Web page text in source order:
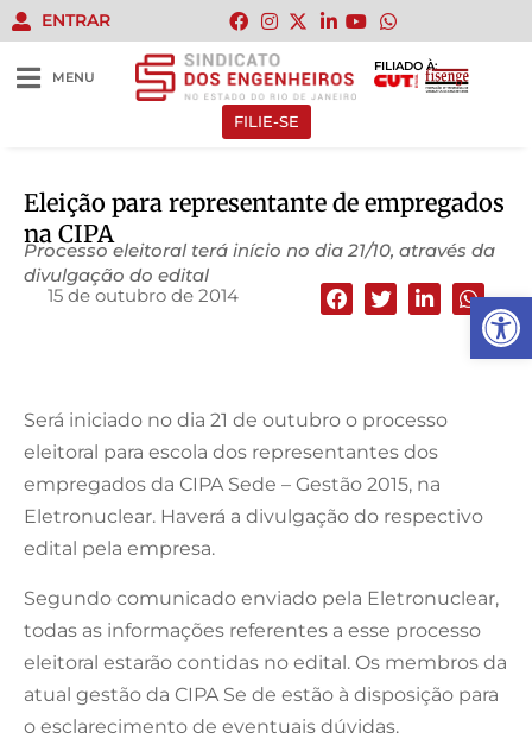
Abrir
ENTRAR
MENU
FILIADO À:
FILIE-SE
Eleição para representante de empregados
na CIPA
Processo eleitoral terá início no dia 21/10, através da
divulgação do edital
15 de outubro de 2014
Será iniciado no dia 21 de outubro o processo
eleitoral para escola dos representantes dos
empregados da CIPA Sede – Gestão 2015, na
Eletronuclear. Haverá a divulgação do respectivo
edital pela empresa.
Segundo comunicado enviado pela Eletronuclear,
todas as informações referentes a esse processo
eleitoral estarão contidas no edital. Os membros da
atual gestão da CIPA Se de estão à disposição para
o esclarecimento de eventuais dúvidas.